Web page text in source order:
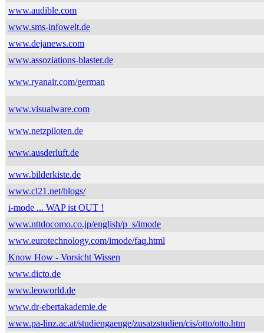
www.audible.com
www.sms-infowelt.de
www.dejanews.com
www.assoziations-blaster.de
www.ryanair.com/german
www.visualware.com
www.netzpiloten.de
www.ausderluft.de
www.bilderkiste.de
www.cl21.net/blogs/
i-mode ... WAP ist OUT !
www.nttdocomo.co.jp/english/p_s/imode
www.eurotechnology.com/imode/faq.html
Know How - Vorsicht Wissen
www.dicto.de
www.leoworld.de
www.dr-ebertakademie.de
www.pa-linz.ac.at/studiengaenge/zusatzstudien/cis/otto/otto.htm